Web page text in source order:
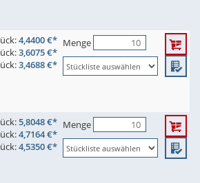
4,4400 €*
3,6075 €*
3,4688 €*
Menge
5,8048 €*
4,7164 €*
4,5350 €*
Menge